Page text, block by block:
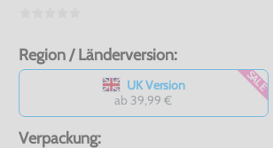
Region / Länderversion:
UK Version
ab 39,99 €
SALE
Verpackung: